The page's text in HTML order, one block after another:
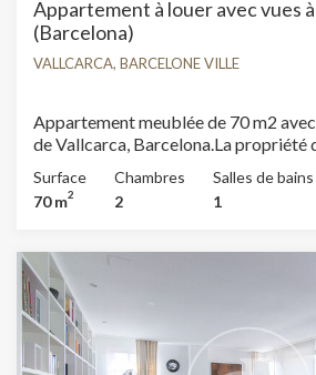
Appartement à louer avec vues
(Barcelona)
VALLCARCA, BARCELONE VILLE
Appartement meublée de 70 m2
de Vallcarca, Barcelona.La propriété
armoires intégrées et chauffage.* Conformément à la Loi
12/2023 et à la Loi 18/2007, nous
€Aucun contrat de location de
enregistré au cours des 5 dernières
propriétaire n'est pas considéré
détenteur immobilier.
Surface
70 m2
Chambres
2
Salles de bains
1